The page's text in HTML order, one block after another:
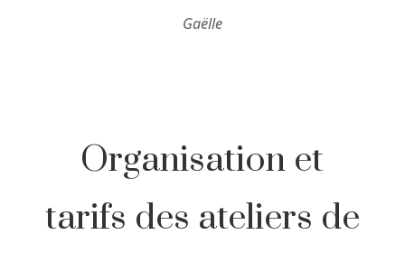
Gaëlle
Organisation et
tarifs des ateliers de